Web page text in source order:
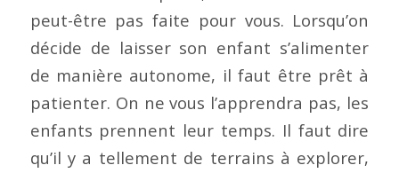
peut-être pas faite pour vous. Lorsqu’on
décide de laisser son enfant s’alimenter
de manière autonome, il faut être prêt à
patienter. On ne vous l’apprendra pas, les
enfants prennent leur temps. Il faut dire
qu’il y a tellement de terrains à explorer,